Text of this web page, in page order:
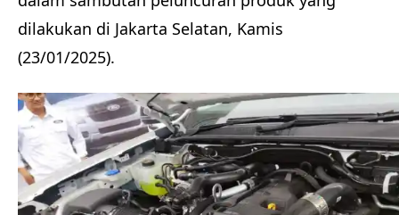
dilakukan di Jakarta Selatan, Kamis
(23/01/2025).